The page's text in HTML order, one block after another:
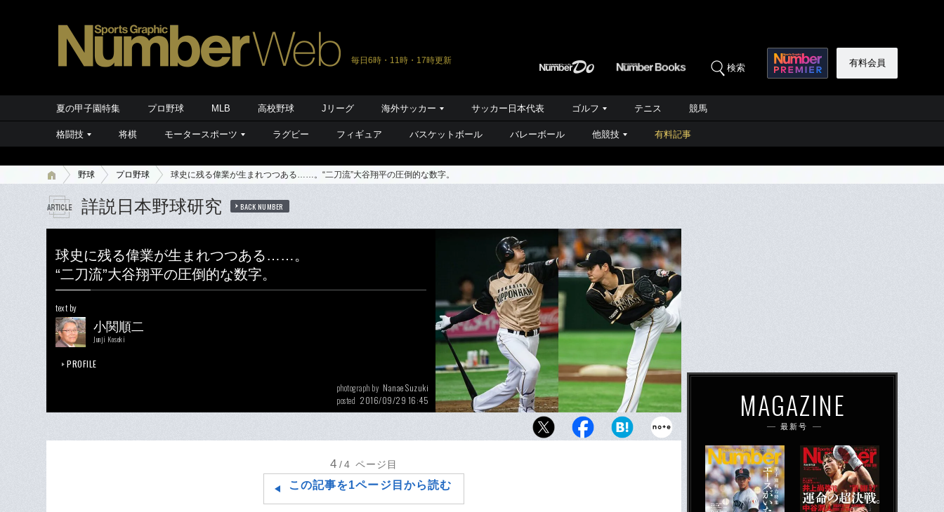
毎日6時・11時・17時更新
検索 有料会員
夏の甲子園特集 プロ野球 MLB 高校野球 Jリーグ 海外サッカー サッカー日本代表 ゴルフ テニス 競馬
格闘技 将棋 モータースポーツ ラグビー フィギュア バスケットボール バレーボール 他競技 有料記事
野球 プロ野球 球史に残る偉業が生まれつつある……。“二刀流”大谷翔平の圧倒的な数字。
詳説日本野球研究 BACK NUMBER
球史に残る偉業が生まれつつある……。
“二刀流”大谷翔平の圧倒的な数字。
text by
小関順二
Junji Koseki
PROFILE
photograph by Nanae Suzuki
posted 2016/09/29 16:45
投打に常識外れの活躍を見せる大谷翔平。球史において、
4 /4 ページ目
この記事を1ページ目から読む
MAGAZINE
最新号